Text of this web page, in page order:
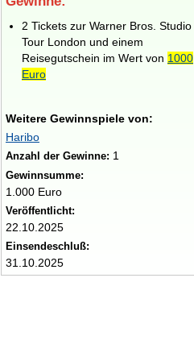
2 Tickets zur Warner Bros. Studio
Tour London und einem
Reisegutschein im Wert von 1000
Euro
Weitere Gewinnspiele von:
Haribo
Anzahl der Gewinne: 1
Gewinnsumme:
1.000 Euro
Veröffentlicht:
22.10.2025
Einsendeschluß:
31.10.2025